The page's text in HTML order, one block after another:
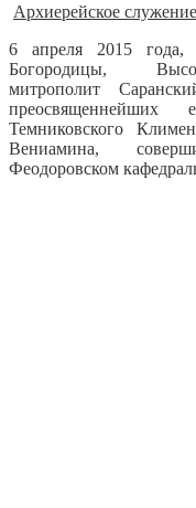
Архиерейское служение
6 апреля 2015 года,
Богородицы,
митрополит
преосвященнейших
Темниковского
Вениамина,
Феодоровском